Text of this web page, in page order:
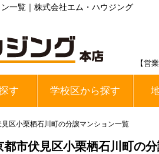
一覧｜株式会社エム・ハウジング
【営
す 学校区から探す
醍醐中学校区
春日丘中学校区
栗陵中学校区
栄桜小中学校区
桃山中学校区
桃陵中学校区
勧修中学校区
大宅中学校区
山科中学校区
木幡中学校区
見区小栗栖石川町の分譲マンション一覧
都市伏見区小栗栖石川町の